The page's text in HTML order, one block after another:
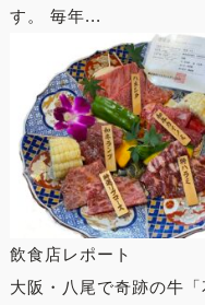
す。 毎年...
飲食店レポート
大阪・八尾で奇跡の牛